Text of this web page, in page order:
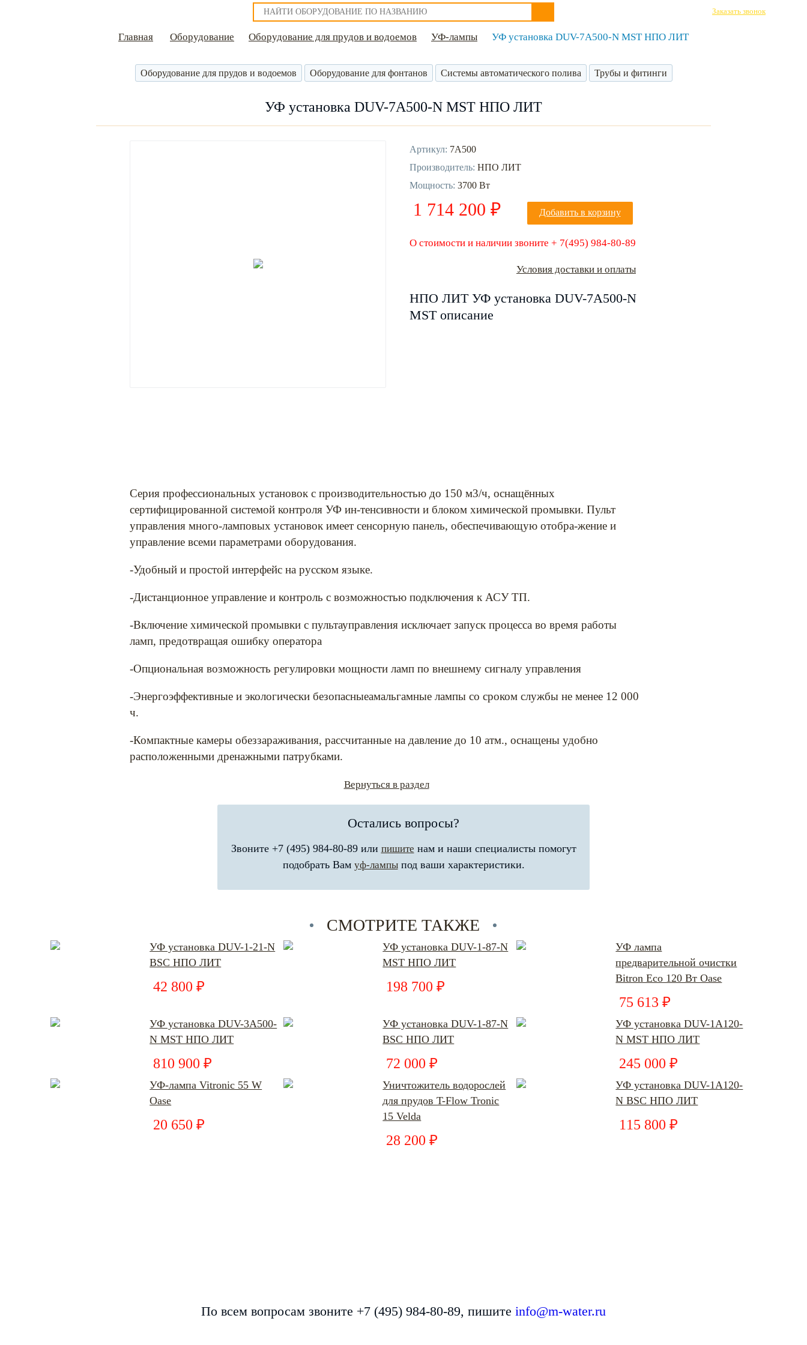
Заказать звонок
Главная Оборудование Оборудование для прудов и водоемов УФ-лампы УФ установка DUV-7А500-N MST НПО ЛИТ
Оборудование для прудов и водоемов Оборудование для фонтанов Системы автоматического полива Трубы и фитинги
УФ установка DUV-7А500-N MST НПО ЛИТ
Артикул: 7А500
Производитель: НПО ЛИТ
Мощность: 3700 Вт
1 714 200 ₽ Добавить в корзину
О стоимости и наличии звоните + 7(495) 984-80-89
Условия доставки и оплаты
НПО ЛИТ УФ установка DUV-7А500-N
MST описание
Серия профессиональных установок с производительностью до 150 м3/ч, оснащённых
сертифицированной системой контроля УФ ин-тенсивности и блоком химической промывки. Пульт
управления много-ламповых установок имеет сенсорную панель, обеспечивающую отобра-жение и
управление всеми параметрами оборудования.
-Удобный и простой интерфейс на русском языке.
-Дистанционное управление и контроль с возможностью подключения к АСУ ТП.
-Включение химической промывки с пультауправления исключает запуск процесса во время работы
ламп, предотвращая ошибку оператора
-Опциональная возможность регулировки мощности ламп по внешнему сигналу управления
-Энергоэффективные и экологически безопасныеамальгамные лампы со сроком службы не менее 12 000
ч.
-Компактные камеры обеззараживания, рассчитанные на давление до 10 атм., оснащены удобно
расположенными дренажными патрубками.
Вернуться в раздел
Остались вопросы?
Звоните +7 (495) 984-80-89 или пишите нам и наши специалисты помогут
подобрать Вам уф-лампыпод ваши характеристики.
СМОТРИТЕ ТАКЖЕ
УФ установка DUV-1-21-N
BSC НПО ЛИТ
42 800 ₽
УФ установка DUV-1-87-N
MST НПО ЛИТ
198 700 ₽
УФ лампа
предварительной очистки
Bitron Eco 120 Вт Oase
75 613 ₽
УФ установка DUV-3А500-
N MST НПО ЛИТ
810 900 ₽
УФ установка DUV-1-87-N
BSC НПО ЛИТ
72 000 ₽
УФ установка DUV-1А120-
N MST НПО ЛИТ
245 000 ₽
УФ-лампа Vitronic 55 W
Oase
20 650 ₽
Уничтожитель водорослей
для прудов T-Flow Tronic
15 Velda
28 200 ₽
УФ установка DUV-1А120-
N BSC НПО ЛИТ
115 800 ₽
По всем вопросам звоните +7 (495) 984-80-89, пишите info@m-water.ru